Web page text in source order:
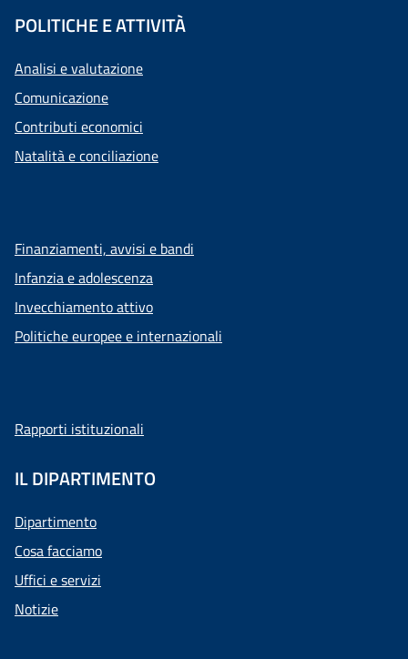
POLITICHE E ATTIVITÀ
Analisi e valutazione
Comunicazione
Contributi economici
Natalità e conciliazione
Finanziamenti, avvisi e bandi
Infanzia e adolescenza
Invecchiamento attivo
Politiche europee e internazionali
Rapporti istituzionali
IL DIPARTIMENTO
Dipartimento
Cosa facciamo
Uffici e servizi
Notizie